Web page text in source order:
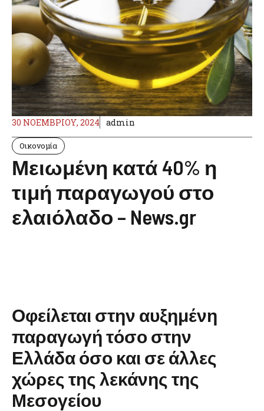
30 ΝΟΕΜΒΡΊΟΥ, 2024 admin
Οικονομία
Μειωμένη κατά 40% η
τιμή παραγωγού στο
ελαιόλαδο – News.gr
Οφείλεται στην αυξημένη
παραγωγή τόσο στην
Ελλάδα όσο και σε άλλες
χώρες της λεκάνης της
Μεσογείου